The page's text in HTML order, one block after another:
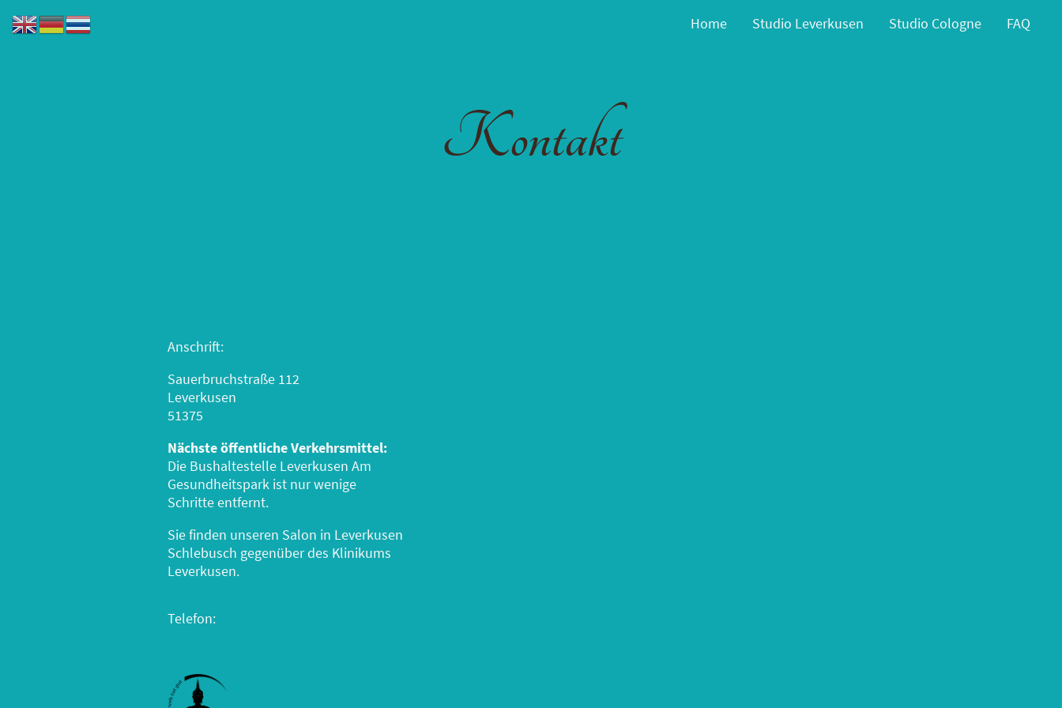
Home Studio Leverkusen Studio Cologne FAQ
Kontakt
Anschrift:
Sauerbruchstraße 112
Leverkusen
51375
Nächste öffentliche Verkehrsmittel:
Die Bushaltestelle Leverkusen Am
Gesundheitspark ist nur wenige
Schritte entfernt.
Sie finden unseren Salon in Leverkusen
Schlebusch gegenüber des Klinikums
Leverkusen.
Telefon: